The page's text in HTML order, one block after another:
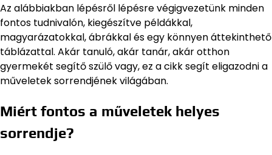
Az alábbiakban lépésről lépésre végigvezetünk minden
fontos tudnivalón, kiegészítve példákkal,
magyarázatokkal, ábrákkal és egy könnyen áttekinthető
táblázattal. Akár tanuló, akár tanár, akár otthon
gyermekét segítő szülő vagy, ez a cikk segít eligazodni a
műveletek sorrendjének világában.
Miért fontos a műveletek helyes
sorrendje?